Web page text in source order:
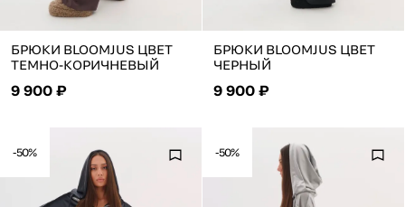
БРЮКИ BLOOMJUS ЦВЕТ
ТЕМНО-КОРИЧНЕВЫЙ
9 900 ₽
БРЮКИ BLOOMJUS ЦВЕТ
ЧЕРНЫЙ
9 900 ₽
-50% -50%